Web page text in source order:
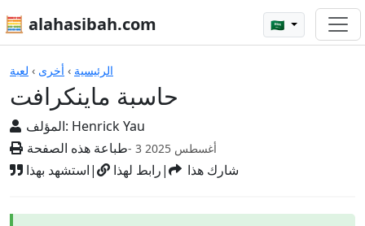
🧮 alahasibah.com 🇸🇦
الرئيسية › أخرى › لعبة
حاسبة ماينكرافت
المؤلف: Henrick Yau
طباعة هذه الصفحة
- 3 أغسطس 2025
استشهد بهذا| رابط لهذا| شارك هذا
الآلات الحاسبة